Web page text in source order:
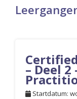
– Deel 2
Startdatum: